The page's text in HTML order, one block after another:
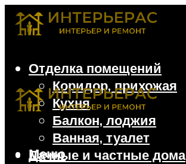
Отделка помещений
Коридор, прихожая
Кухня
Балкон, лоджия
Ванная, туалет
Дачные и частные дома
Меню